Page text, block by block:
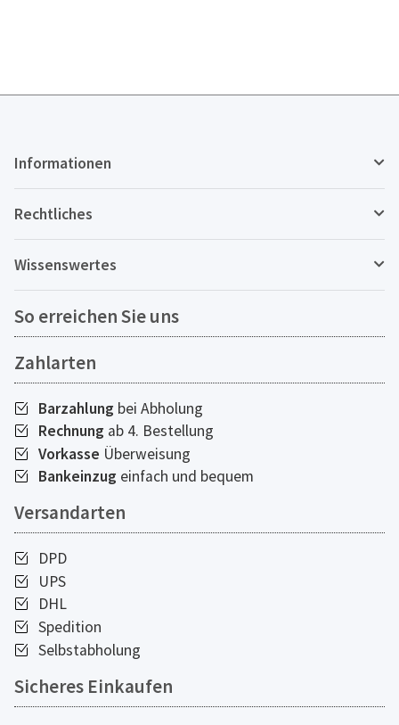
Informationen
Rechtliches
Wissenswertes
So erreichen Sie uns
Zahlarten
Barzahlung bei Abholung
Rechnung ab 4. Bestellung
Vorkasse Überweisung
Bankeinzug einfach und bequem
Versandarten
DPD
UPS
DHL
Spedition
Selbstabholung
Sicheres Einkaufen